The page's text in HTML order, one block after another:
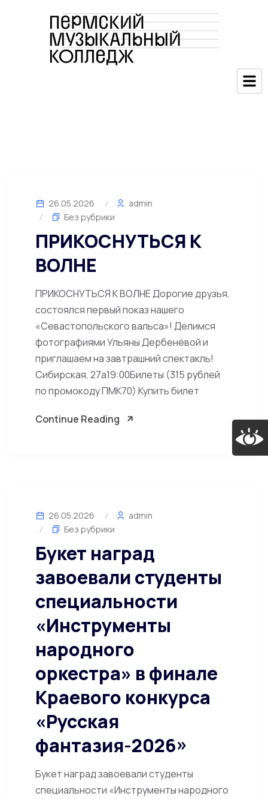
26.05.2026
admin
Без рубрики
ПРИКОСНУТЬСЯ К
ВОЛНЕ
ПРИКОСНУТЬСЯ К ВОЛНЕ Дорогие друзья,
состоялся первый показ нашего
«Севастопольского вальса»! Делимся
фотографиями Ульяны Дербенёвой и
приглашаем на завтрашний спектакль!
Сибирская, 27а19:00Билеты (315 рублей
по промокоду ПМК70) Купить билет
Continue Reading
26.05.2026
admin
Без рубрики
Букет наград
завоевали студенты
специальности
«Инструменты
народного
оркестра» в финале
Краевого конкурса
«Русская
фантазия-2026»
Букет наград завоевали студенты
специальности «Инструменты народного